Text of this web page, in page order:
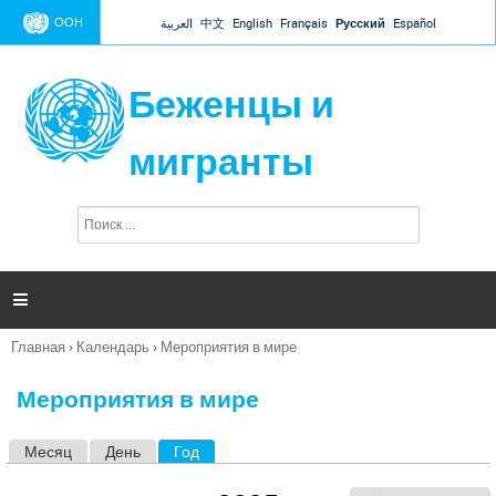
Jump to navigation
ООН العربية 中文 English Français Русский Español
Беженцы и
мигранты
п
и

Вы
Главная › Календарь › Мероприятия в мире
Мероприятия в мире
Месяц День Год